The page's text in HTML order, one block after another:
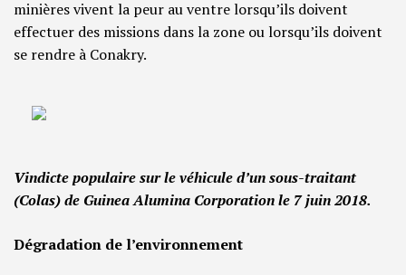
minières vivent la peur au ventre lorsqu’ils doivent
effectuer des missions dans la zone ou lorsqu’ils doivent
se rendre à Conakry.
Vindicte populaire sur le véhicule d’un sous-traitant
(Colas) de Guinea Alumina Corporation le 7 juin 2018.
Dégradation de l’environnement